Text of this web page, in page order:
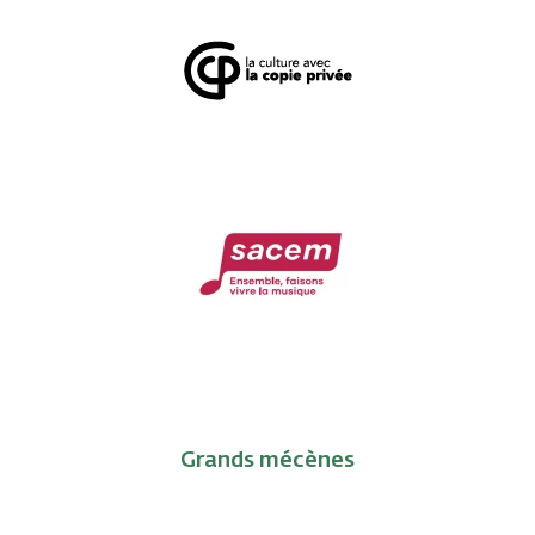
Grands mécènes